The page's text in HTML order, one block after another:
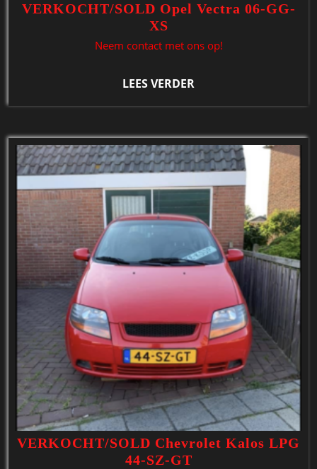
VERKOCHT/SOLD Opel Vectra 06-GG-
XS
Neem contact met ons op!
LEES VERDER
VERKOCHT/SOLD Chevrolet Kalos LPG
44-SZ-GT